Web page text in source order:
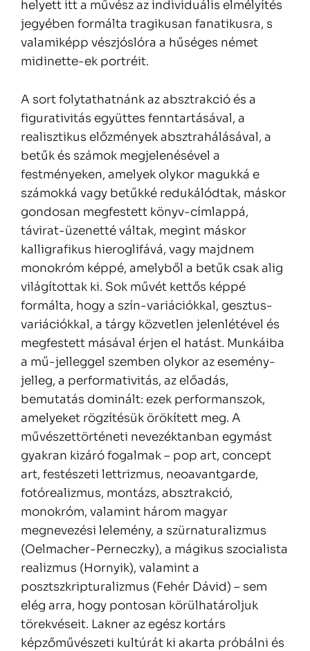
helyett itt a művész az individuális elmélyítés
jegyében formálta tragikusan fanatikusra, s
valamiképp vészjóslóra a hűséges német
midinette-ek portréit.
A sort folytathatnánk az absztrakció és a
figurativitás együttes fenntartásával, a
realisztikus előzmények absztrahálásával, a
betűk és számok megjelenésével a
festményeken, amelyek olykor magukká e
számokká vagy betűkké redukálódtak, máskor
gondosan megfestett könyv-címlappá,
távirat-üzenetté váltak, megint máskor
kalligrafikus hieroglifává, vagy majdnem
monokróm képpé, amelyből a betűk csak alig
világítottak ki. Sok művét kettős képpé
formálta, hogy a szín-variációkkal, gesztus-
variációkkal, a tárgy közvetlen jelenlétével és
megfestett másával érjen el hatást. Munkáiba
a mű-jelleggel szemben olykor az esemény-
jelleg, a performativitás, az előadás,
bemutatás dominált: ezek performanszok,
amelyeket rögzítésük örökített meg. A
művészettörténeti nevezéktanban egymást
gyakran kizáró fogalmak – pop art, concept
art, festészeti lettrizmus, neoavantgarde,
fotórealizmus, montázs, absztrakció,
monokróm, valamint három magyar
megnevezési lelemény, a szürnaturalizmus
(Oelmacher-Perneczky), a mágikus szocialista
realizmus (Hornyik), valamint a
posztszkripturalizmus (Fehér Dávid) – sem
elég arra, hogy pontosan körülhatároljuk
törekvéseit. Lakner az egész kortárs
képzőművészeti kultúrát ki akarta próbálni és